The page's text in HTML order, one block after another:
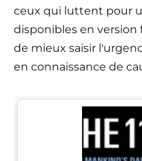
ceux qui luttent pour
disponibles en
de mieux saisir
en connaissance de